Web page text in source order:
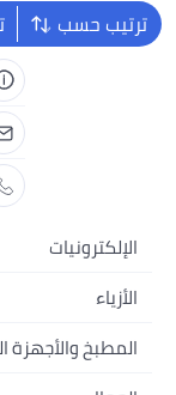
ترتيب حسبنحن
الإلكترونيات
الهواتف المتحركة
أجهزة الكمبيوتر
الأزياء
أزياء نسائية
المطبخ والأجهزة